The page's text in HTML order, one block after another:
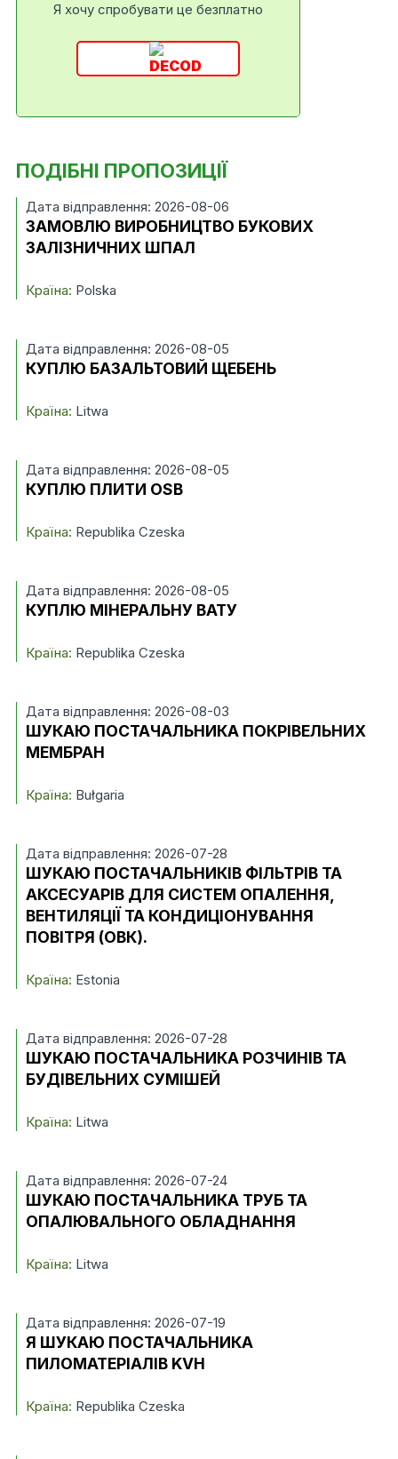
Я хочу спробувати це безплатно
ПОДІБНІ ПРОПОЗИЦІЇ
Дата відправлення: 2026-08-06
ЗАМОВЛЮ ВИРОБНИЦТВО БУКОВИХ
ЗАЛІЗНИЧНИХ ШПАЛ
Країна: Polska
Дата відправлення: 2026-08-05
КУПЛЮ БАЗАЛЬТОВИЙ ЩЕБЕНЬ
Країна: Litwa
Дата відправлення: 2026-08-05
КУПЛЮ ПЛИТИ OSB
Країна: Republika Czeska
Дата відправлення: 2026-08-05
КУПЛЮ МІНЕРАЛЬНУ ВАТУ
Країна: Republika Czeska
Дата відправлення: 2026-08-03
ШУКАЮ ПОСТАЧАЛЬНИКА ПОКРІВЕЛЬНИХ
МЕМБРАН
Країна: Bułgaria
Дата відправлення: 2026-07-28
ШУКАЮ ПОСТАЧАЛЬНИКІВ ФІЛЬТРІВ ТА
АКСЕСУАРІВ ДЛЯ СИСТЕМ ОПАЛЕННЯ,
ВЕНТИЛЯЦІЇ ТА КОНДИЦІОНУВАННЯ
ПОВІТРЯ (ОВК).
Країна: Estonia
Дата відправлення: 2026-07-28
ШУКАЮ ПОСТАЧАЛЬНИКА РОЗЧИНІВ ТА
БУДІВЕЛЬНИХ СУМІШЕЙ
Країна: Litwa
Дата відправлення: 2026-07-24
ШУКАЮ ПОСТАЧАЛЬНИКА ТРУБ ТА
ОПАЛЮВАЛЬНОГО ОБЛАДНАННЯ
Країна: Litwa
Дата відправлення: 2026-07-19
Я ШУКАЮ ПОСТАЧАЛЬНИКА
ПИЛОМАТЕРІАЛІВ KVH
Країна: Republika Czeska